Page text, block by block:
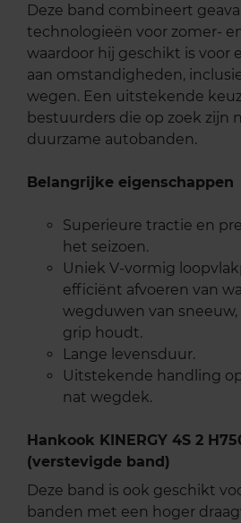
Deze band combineert
technologieën voor zomer-
waardoor hij geschikt is voor
aan omstandigheden,
wegen. Een uitstekende
bestuurders die op zoek zijn
duurzame autobanden.
Belangrijke eigenschappen
Superieure tractie en
het seizoen.
Uniek V-vormig
efficiënt afvoeren van
wegduwen van
grip houdt.
Lange levensduur.
Uitstekende handling
nat wegdek.
Hankook KINERGY 4S 2
(verstevigde band)
Deze band is ook geschikt
banden met een hoger